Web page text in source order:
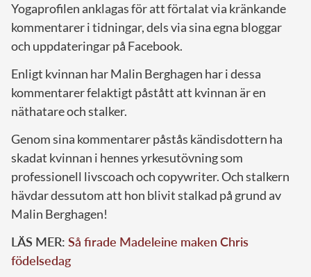
Yogaprofilen anklagas för att förtalat via kränkande
kommentarer i tidningar, dels via sina egna bloggar
och uppdateringar på Facebook.
Enligt kvinnan har Malin Berghagen har i dessa
kommentarer felaktigt påstått att kvinnan är en
näthatare och stalker.
Genom sina kommentarer påstås kändisdottern ha
skadat kvinnan i hennes yrkesutövning som
professionell livscoach och copywriter. Och stalkern
hävdar dessutom att hon blivit stalkad på grund av
Malin Berghagen!
LÄS MER: Så firade Madeleine maken Chris
födelsedag